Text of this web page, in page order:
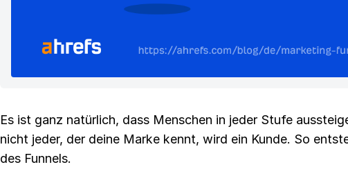
Es ist ganz natürlich, dass Menschen in jeder Stufe
nicht jeder, der deine Marke kennt, wird ein Kunde. So
des Funnels.